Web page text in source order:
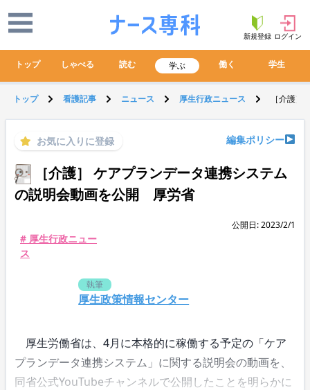
新規登録 ログイン
トップ しゃべる 読む 学ぶ 働く 学生
トップ 看護記事 ニュース 厚生行政ニュース ［介護
お気に入りに登録 編集ポリシー
［介護］ ケアプランデータ連携システム
の説明会動画を公開 厚労省
公開日: 2023/2/1
# 厚生行政ニュー
ス
執筆
厚生政策情報センター
厚生労働省は、4月に本格的に稼働する予定の「ケア
プランデータ連携システム」に関する説明会の動画を、
同省公式YouTubeチャンネルで公開したことを明らかに